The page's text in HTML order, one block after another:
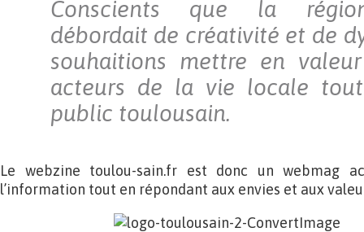
Conscients que la
débordait de créativité et de
souhaitions mettre en
acteurs de la vie locale
public toulousain.
Le webzine toulou-sain.fr est donc un webmag
l’information tout en répondant aux envies et aux